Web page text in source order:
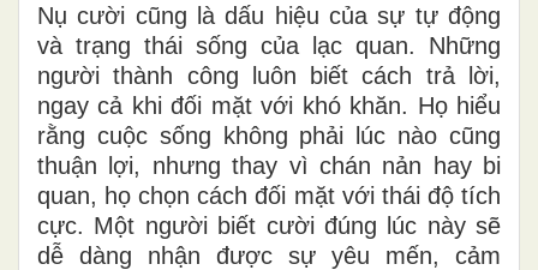
Nụ cười cũng là dấu hiệu của sự tự động
và trạng thái sống của lạc quan. Những
người thành công luôn biết cách trả lời,
ngay cả khi đối mặt với khó khăn. Họ hiểu
rằng cuộc sống không phải lúc nào cũng
thuận lợi, nhưng thay vì chán nản hay bi
quan, họ chọn cách đối mặt với thái độ tích
cực. Một người biết cười đúng lúc này sẽ
dễ dàng nhận được sự yêu mến, cảm